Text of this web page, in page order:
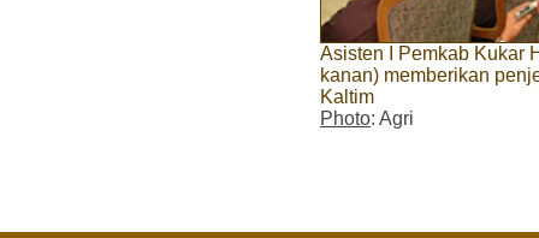
Asisten I Pemkab Kukar
kanan) memberikan
Kaltim
Photo: Agri